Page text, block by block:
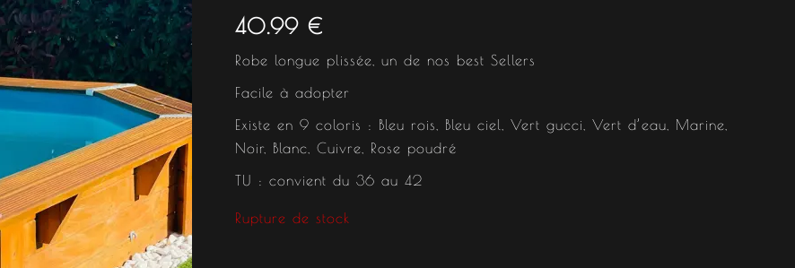
40.99 €
Robe longue plissée, un de nos best Sellers
Facile à adopter
Existe en 9 coloris : Bleu rois, Bleu ciel, Vert gucci, Vert d’eau, Marine,
Noir, Blanc, Cuivre, Rose poudré
TU : convient du 36 au 42
Rupture de stock